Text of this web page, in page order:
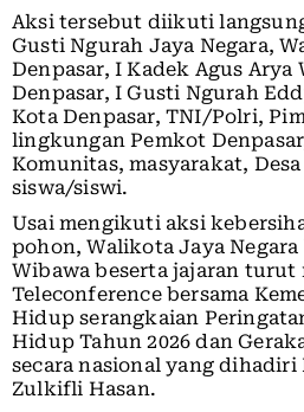
Aksi tersebut diikuti
Gusti Ngurah Jaya Negara,
Denpasar, I Kadek Agus Arya
Denpasar, I Gusti Ngurah
Kota Denpasar, TNI/Polri,
lingkungan Pemkot
Komunitas, masyarakat,
siswa/siswi.
Usai mengikuti aksi
pohon, Walikota Jaya Negara
Wibawa beserta jajaran
Teleconference bersama
Hidup serangkaian
Hidup Tahun 2026 dan
secara nasional yang dihadiri
Zulkifli Hasan.